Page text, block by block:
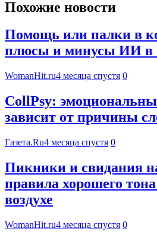
Похожие новости
Помощь или палки в
плюсы и минусы ИИ в
WomanHit.ru4 месяца спустя 0
CollPsy:
зависит от причины
Газета.Ru4 месяца спустя 0
Пикники и свидания
правила хорошего
воздухе
WomanHit.ru4 месяца спустя 0